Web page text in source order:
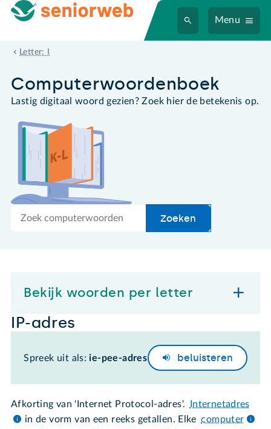
Menu
Letter: I
IP-adres
Computer­woordenboek
Lastig digitaal woord gezien? Zoek hier de betekenis op.
Zoek
Zoeken
Bekijk woorden per letter
IP-adres
Spreek uit als:ie-pee-adres beluisteren
Afkorting van 'Internet Protocol-adres'.
Internetadres
in de vorm van een reeks getallen. Elke computer